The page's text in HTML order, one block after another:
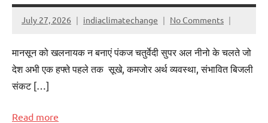
July 27, 2026 indiaclimatechange No Comments
मानसून को खलनायक न बनाएं पंकज चतुर्वेदी सुपर अल नीनो के चलते जो
देश अभी एक हफ्ते पहले तक सूखे, कमजोर अर्थ व्यवस्था, संभावित बिजली
संकट […]
Read more